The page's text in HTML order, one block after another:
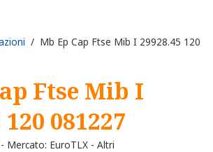
/ Mb Ep Cap Ftse Mib I 29928.45 120
Ftse Mib I
081227
Mercato: EuroTLX - Altri